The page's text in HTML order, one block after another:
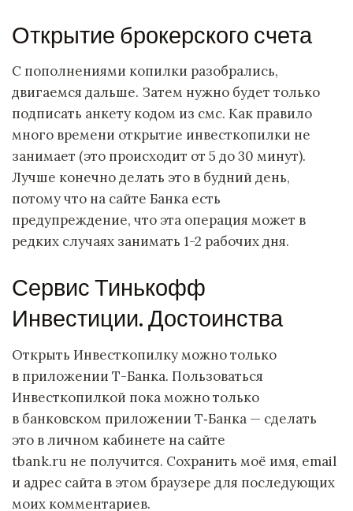
Открытие брокерского счета
С пополнениями копилки разобрались,
двигаемся дальше. Затем нужно будет только
подписать анкету кодом из смс. Как правило
много времени открытие инвесткопилки не
занимает (это происходит от 5 до 30 минут).
Лучше конечно делать это в будний день,
потому что на сайте Банка есть
предупреждение, что эта операция может в
редких случаях занимать 1-2 рабочих дня.
Сервис Тинькофф
Инвестиции. Достоинства
Открыть Инвесткопилку можно только
в приложении Т⁠-⁠Банка. Пользоваться
Инвесткопилкой пока можно только
в банковском приложении Т‑Банка — сделать
это в личном кабинете на сайте
tbank.ru не получится. Сохранить моё имя, email
и адрес сайта в этом браузере для последующих
моих комментариев.